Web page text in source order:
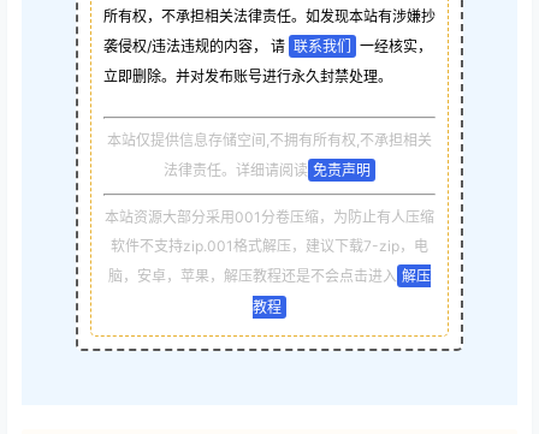
所有权，不承担相关法律责任。如发现本站有涉嫌抄
袭侵权/违法违规的内容， 请 联系我们
一经核实，
立即删除。并对发布账号进行永久封禁处理。
本站仅提供信息存储空间,不拥有所有权,不承担相关
法律责任。详细请阅读 免责声明
本站资源大部分采用001分卷压缩，为防止有人压缩
软件不支持zip.001格式解压，建议下载7-zip，电
脑，安卓，苹果，解压教程还是不会点击进入 解压
教程